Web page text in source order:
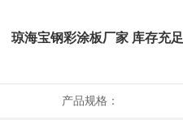
琼海宝钢彩涂板厂家 库存充足
产品规格：